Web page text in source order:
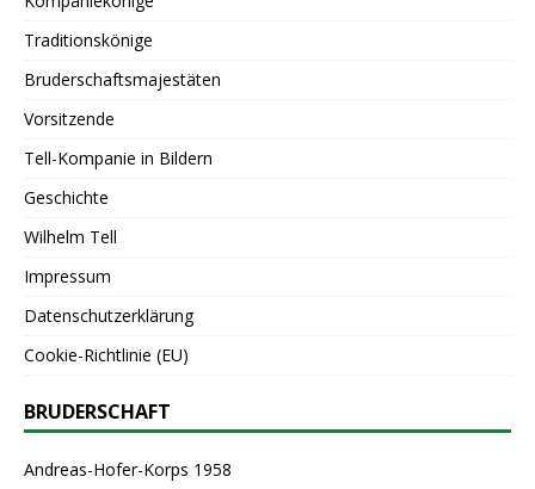
Traditionskönige
Bruderschaftsmajestäten
Vorsitzende
Tell-Kompanie in Bildern
Geschichte
Wilhelm Tell
Impressum
Datenschutzerklärung
Cookie-Richtlinie (EU)
BRUDERSCHAFT
Andreas-Hofer-Korps 1958